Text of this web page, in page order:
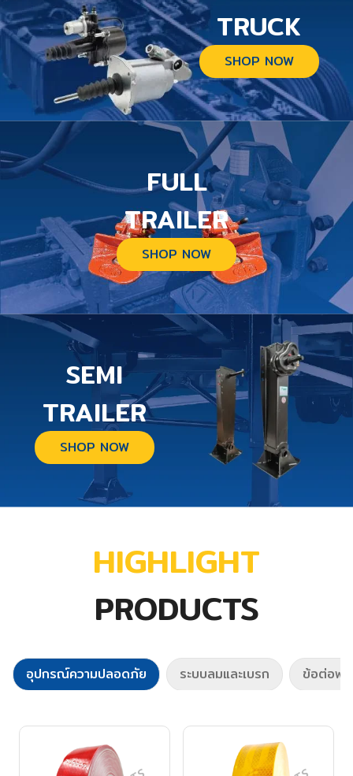
TRUCK
SHOP NOW
FULL
TRAILER
SHOP NOW
SEMI
TRAILER
SHOP NOW
HIGHLIGHT
PRODUCTS
อุปกรณ์ความปลอดภัย ระบบลมและเบรก ข้อต่อพ่